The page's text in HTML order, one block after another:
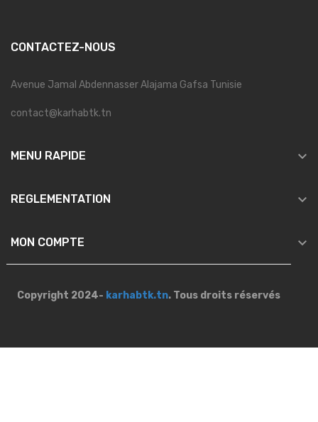
CONTACTEZ-NOUS
Avenue Jamal Abdennasser Alajama Gafsa Tunisie
contact@karhabtk.tn
MENU RAPIDE 
REGLEMENTATION 
MON COMPTE 
Copyright 2024- karhabtk.tn. Tous droits réservés